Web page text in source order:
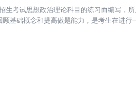
生考试思想政治理论科目的练习而编写，
基础概念和提高做题能力，是考生在进行